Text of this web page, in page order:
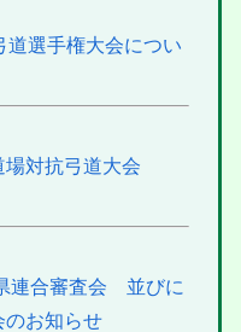
道選手権大会につい
場対抗弓道大会
連合審査会 並びに
のお知らせ